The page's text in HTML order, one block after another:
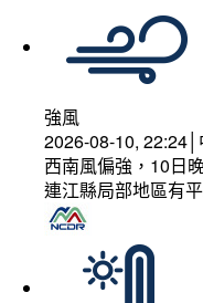
強風
2026-08-10,
西南風偏強，10日
連江縣局部地區有